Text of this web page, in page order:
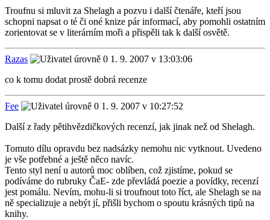
Troufnu si mluvit za Shelagh a pozvu i další čtenáře, kteří jsou
schopni napsat o té či oné knize pár informací, aby pomohli ostatním
zorientovat se v literárním moři a přispěli tak k další osvětě.
Razas
1. 9. 2007 v 13:03:06
co k tomu dodat prostě dobrá recenze
Fee
1. 9. 2007 v 10:27:52
Další z řady pětihvězdičkových recenzí, jak jinak než od Shelagh.
Tomuto dílu opravdu bez nadsázky nemohu nic vytknout. Uvedeno
je vše potřebné a ještě něco navíc.
Tento styl není u autorů moc oblíben, což zjistíme, pokud se
podíváme do rubruky ČaE- zde převládá poezie a povídky, recenzí
jest pomálu. Nevím, mohu-li si troufnout toto říct, ale Shelagh se na
ně specializuje a nebýt jí, přišli bychom o spoutu krásných tipů na
knihy.